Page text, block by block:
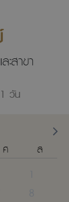
ะสาขา
วัน
ศ
ส